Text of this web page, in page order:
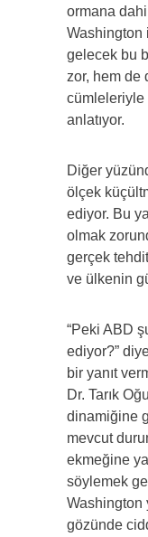
ormana
Washington
gelecek bu
zor, hem de
cümleleriyle
anlatıyor.
Diğer
ölçek
ediyor. Bu
olmak
gerçek
ve ülkenin
“Peki ABD
ediyor?”
bir yanıt
Dr. Tarık
dinamiğine
mevcut
ekmeğine
söylemek
Washington
gözünde